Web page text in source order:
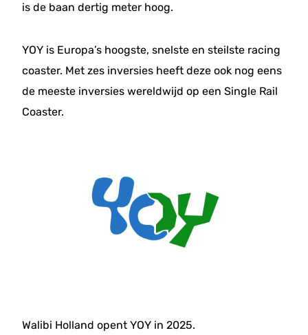
is de baan dertig meter hoog.
YOY is Europa’s hoogste, snelste en steilste racing
coaster. Met zes inversies heeft deze ook nog eens
de meeste inversies wereldwijd op een Single Rail
Coaster.
Walibi Holland opent YOY in 2025.